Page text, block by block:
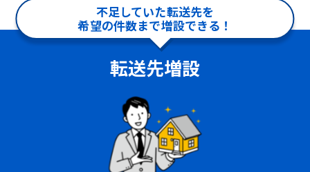
不足していた転送先を
希望の件数まで増設できる！
転送先増設